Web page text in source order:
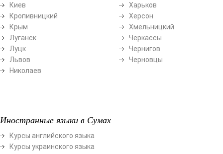
Киев
Кропивницкий
Крым
Луганск
Луцк
Львов
Николаев
Харьков
Херсон
Хмельницкий
Черкассы
Чернигов
Черновцы
Иностранные языки в Сумах
Курсы английского языка
Курсы украинского языка